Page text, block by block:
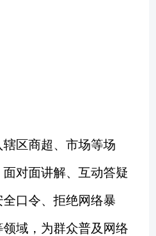
区商超、市场等场
对面讲解、互动答疑
口令、拒绝网络暴
域，为群众普及网络